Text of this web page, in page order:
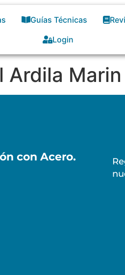
Guías Técnicas
Login
Ardila Marin
con Acero.